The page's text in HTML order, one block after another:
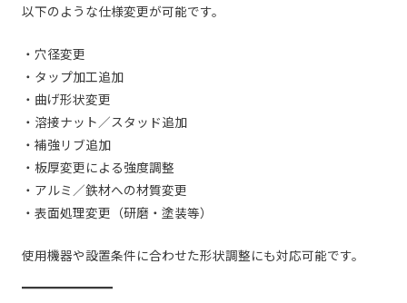
以下のような仕様変更が可能です。
・穴径変更
・タップ加工追加
・曲げ形状変更
・溶接ナット／スタッド追加
・補強リブ追加
・板厚変更による強度調整
・アルミ／鉄材への材質変更
・表面処理変更（研磨・塗装等）
使用機器や設置条件に合わせた形状調整にも対応可能です。